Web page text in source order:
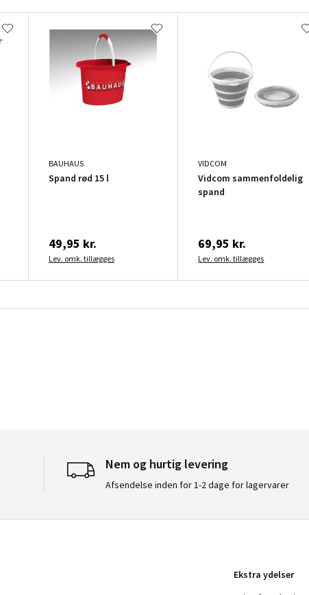
BAUHAUS
Spand rød 15 l
49,95 kr.
Lev. omk. tillægges
VIDCOM
Vidcom sammenfoldelig
spand
69,95 kr.
Lev. omk. tillægges
Nem og hurtig levering
Afsendelse inden for 1-2 dage for lagervarer
Ekstra ydelser